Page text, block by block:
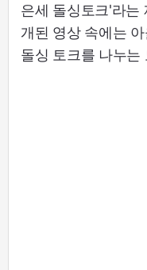
은세 돌싱토크'라는
개된 영상 속에는
돌싱 토크를 나누는